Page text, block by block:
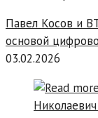
Павел Косов и
основой
03.02.2026